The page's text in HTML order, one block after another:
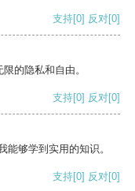
支持[0] 反对[0]
的隐私和自由。
支持[0] 反对[0]
够学到实用的知识。
支持[0] 反对[0]